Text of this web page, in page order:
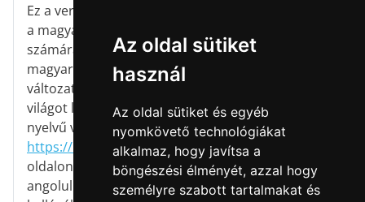
Az oldal sütiket
használ
Az oldal sütiket és egyéb
nyomkövető technológiákat
alkalmaz, hogy javítsa a
böngészési élményét, azzal hogy
személyre szabott tartalmakat és
Ez a verzió kifejezetten
a magyar énektanárok
számára készült
magyar nyelvű
változat. A teljes
világot lefedő angol
nyelvű verzió a
https://kodalyhub.com
oldalon érhető el,
angolul beszélő